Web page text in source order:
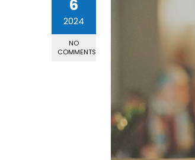
6
2024
NO
COMMENTS